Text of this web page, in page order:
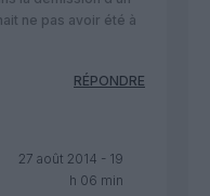
ne pas avoir été à
RÉPONDRE
27 août 2014 - 19
h 06 min